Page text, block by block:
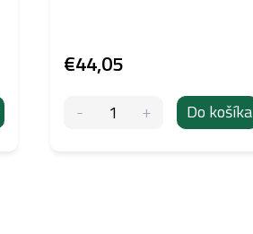
€44,05
Do košíka